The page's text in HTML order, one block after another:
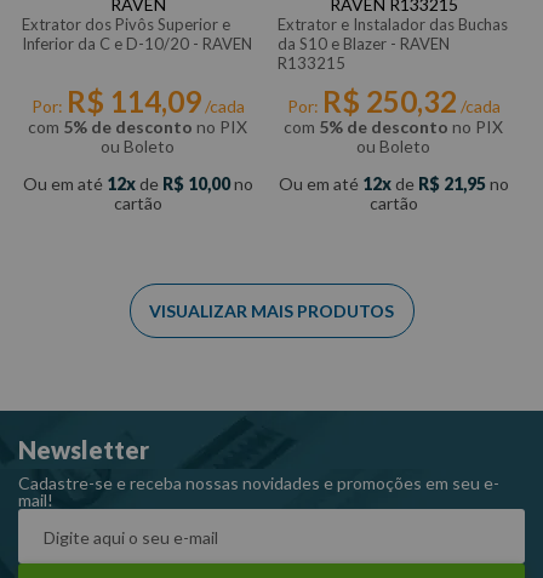
Extrator dos Pivôs Superior e
Inferior da C e D-10/20 - RAVEN
Por: R$ 114,09/cada
com 5% de desconto no PIX
ou Boleto
Ou em até 12 de R$ 10,00no
cartão
Extrator e Instalador das Buchas
da S10 e Blazer - RAVEN
R133215
Por: R$ 250,32 /cada
com 5% de desconto no PIX
ou Boleto
Ou em até 12 de R$ 21,95no
cartão
Newsletter
Cadastre-se e receba nossas novidades e promoções em seu e-
mail!